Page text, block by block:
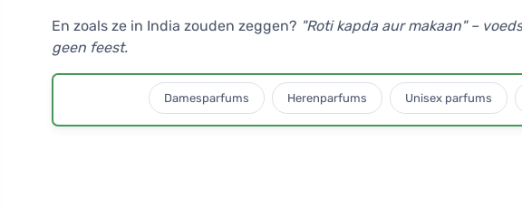
En zoals ze in India zouden zeggen? "Roti kapda aur makaan" –
geen feest.
Damesparfums Herenparfums Unisex parfums